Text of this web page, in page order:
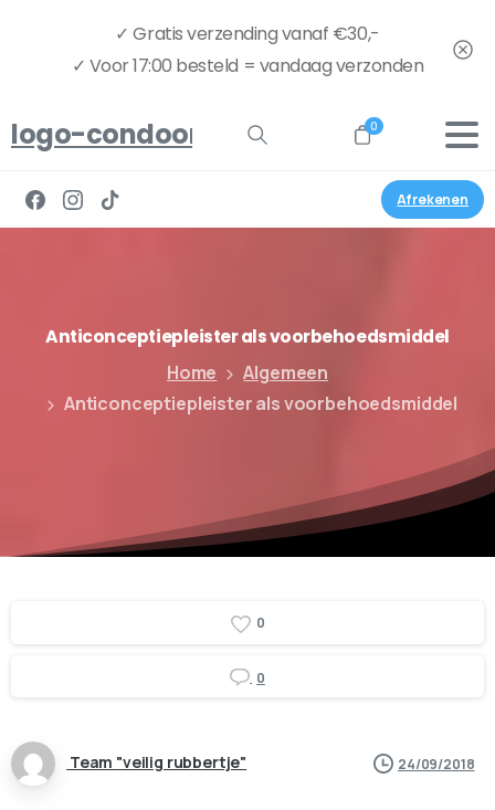
✓ Gratis verzending vanaf €30,-
✓ Voor 17:00 besteld = vandaag verzonden
logo-condoom.nu-full 0
Afrekenen
Anticonceptiepleisteralsvoorbehoedsmiddel
Home
Algemeen
Anticonceptiepleister als voorbehoedsmiddel
0
0
Team "veilig rubbertje" 24/09/2018